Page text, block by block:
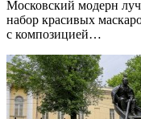
Московский модерн
набор красивых
с композицией…